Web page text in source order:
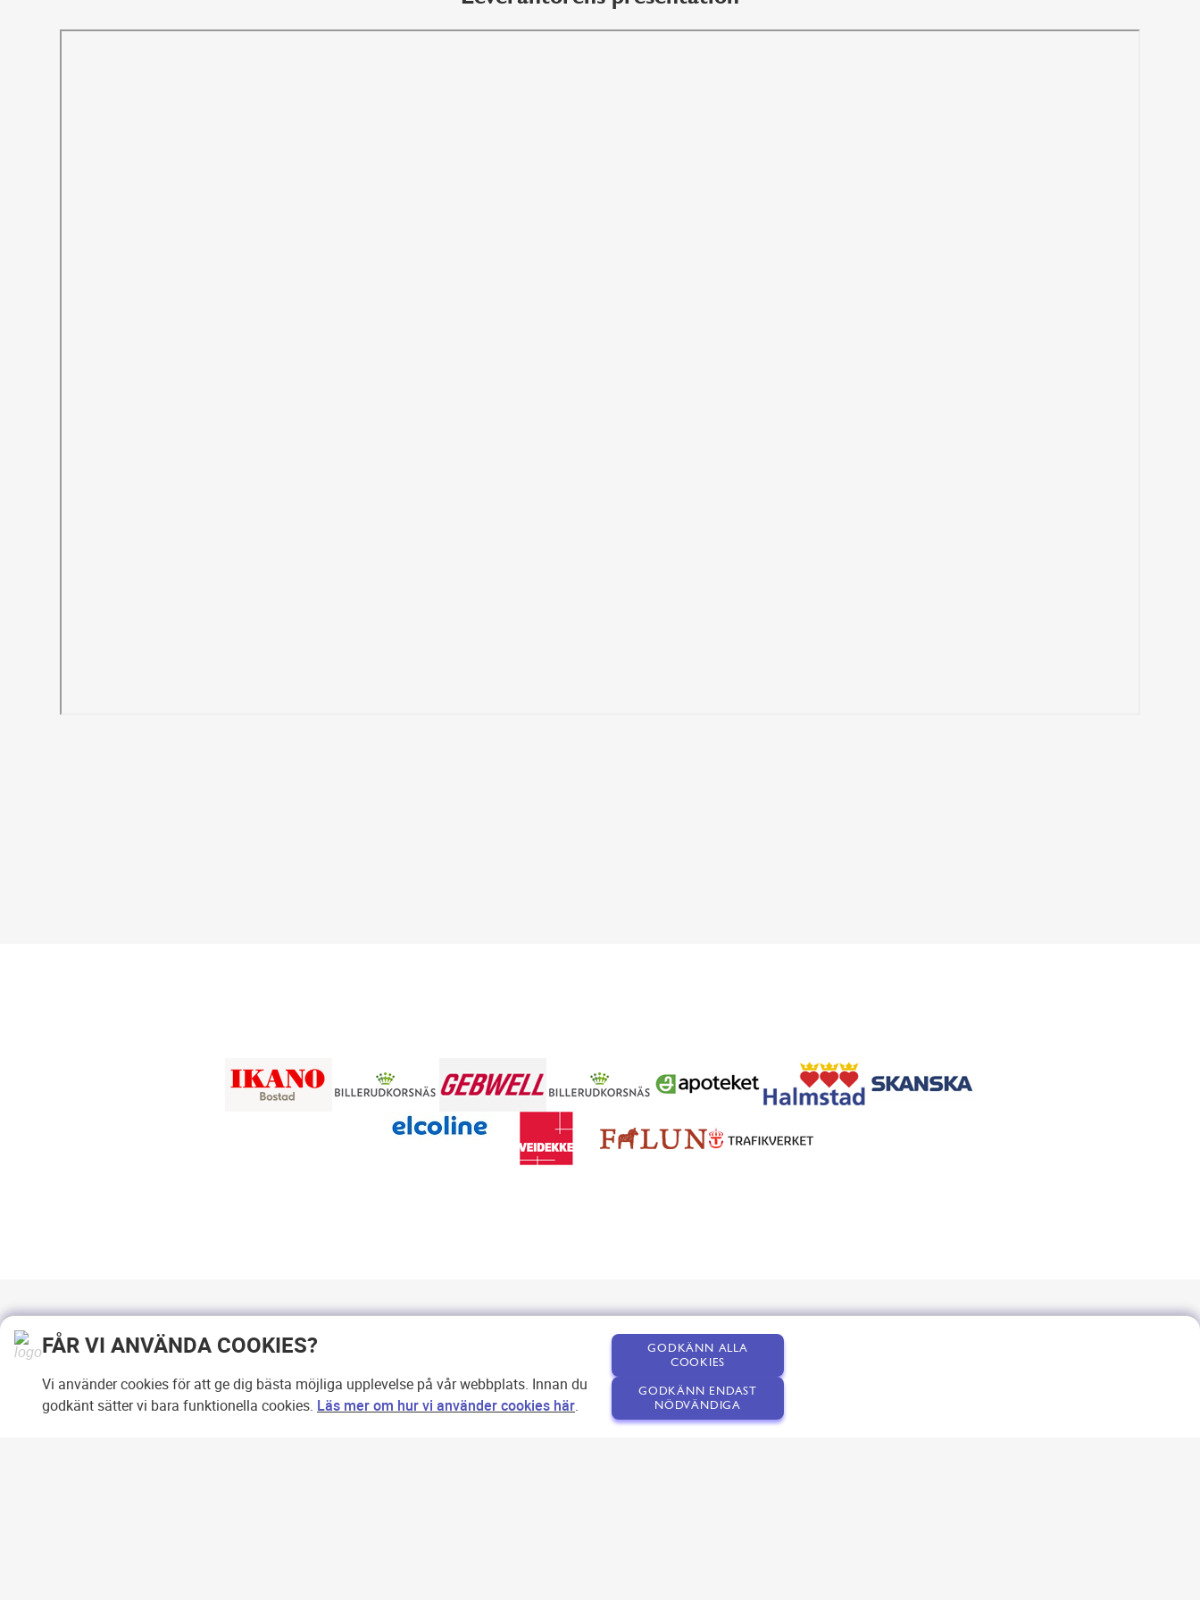
FÅR VI ANVÄNDA COOKIES?
Vi använder cookies för att ge dig bästa möjliga upplevelse på vår webbplats. Innan du
godkänt sätter vi bara funktionella cookies. Läs mer om hur vi använder cookies här.
GODKÄNN ALLA
COOKIES
GODKÄNN ENDAST
NÖDVÄNDIGA